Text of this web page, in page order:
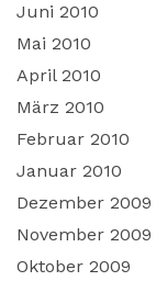
Juni 2010
Mai 2010
April 2010
März 2010
Februar 2010
Januar 2010
Dezember 2009
November 2009
Oktober 2009